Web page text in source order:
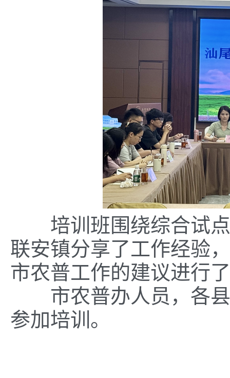
培训班围绕综合试点
联安镇分享了工作经验
市农普工作的建议进行
市农普办人员，各县
参加培训。